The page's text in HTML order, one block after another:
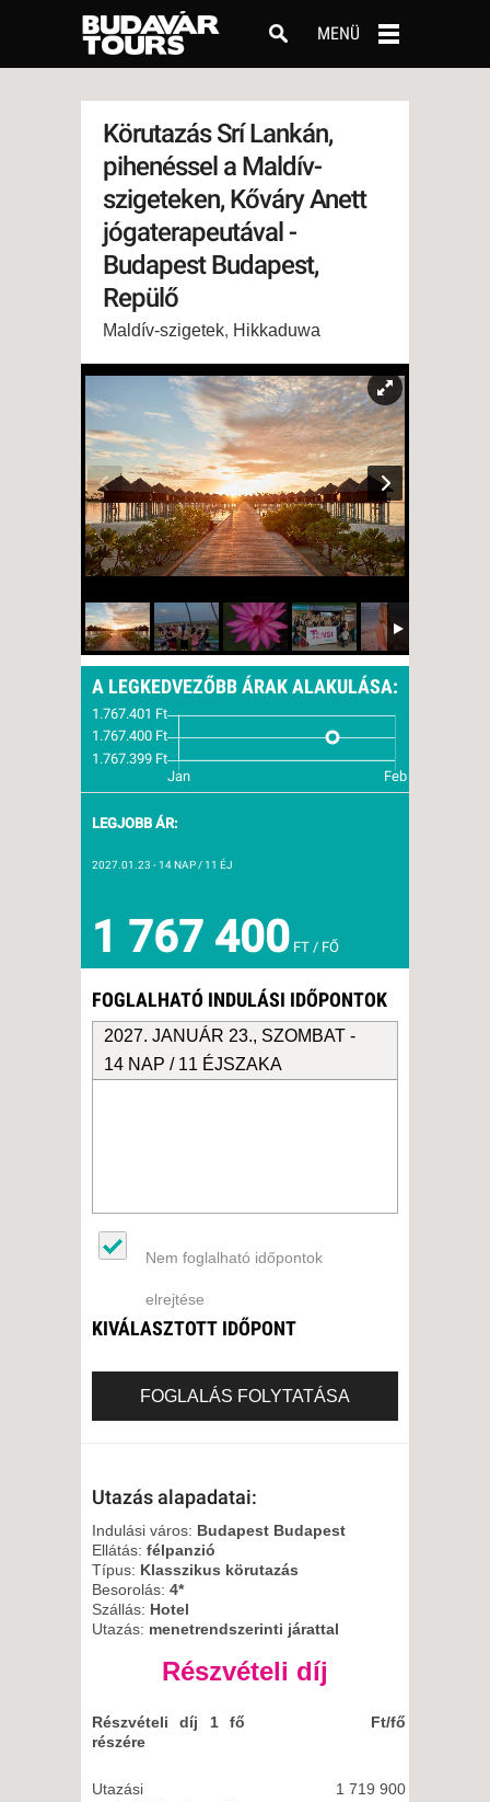
MENÜ
Körutazás Srí Lankán,
pihenéssel a Maldív-
szigeteken, Kőváry Anett
jógaterapeutával -
Budapest Budapest,
Repülő
Maldív-szigetek, Hikkaduwa
A LEGKEDVEZŐBB ÁRAK ALAKULÁSA:
LEGJOBB ÁR:
2027.01.23 - 14 NAP / 11 ÉJ
1 767 400 FT / FŐ
FOGLALHATÓ INDULÁSI IDŐPONTOK
2027. JANUÁR 23., SZOMBAT -
14 NAP / 11 ÉJSZAKA
Nem foglalható időpontok
elrejtése
KIVÁLASZTOTT IDŐPONT
FOGLALÁS FOLYTATÁSA
Utazás alapadatai:
Indulási város: Budapest Budapest
Ellátás: félpanzió
Típus: Klasszikus körutazás
Besorolás: 4*
Szállás: Hotel
Utazás: menetrendszerinti járattal
Részvételi díj
Részvételi díj 1 fő
részére
Ft/fő
Utazási
1 719 900